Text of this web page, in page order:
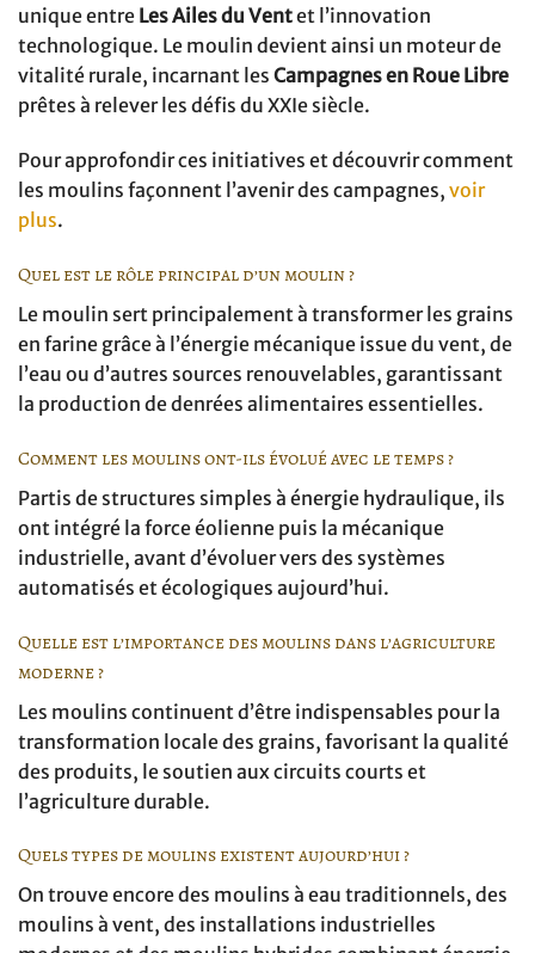
unique entre Les Ailes du Ventet l’innovation
technologique. Le moulin devient ainsi un moteur de
vitalité rurale, incarnant les Campagnes en Roue Libre
prêtes à relever les défis du XXIe siècle.
Pour approfondir ces initiatives et découvrir comment
les moulins façonnent l’avenir des campagnes, voir
plus.
Quel est le rôle principal d’un moulin ?
Le moulin sert principalement à transformer les grains
en farine grâce à l’énergie mécanique issue du vent, de
l’eau ou d’autres sources renouvelables, garantissant
la production de denrées alimentaires essentielles.
Comment les moulins ont-ils évolué avec le temps ?
Partis de structures simples à énergie hydraulique, ils
ont intégré la force éolienne puis la mécanique
industrielle, avant d’évoluer vers des systèmes
automatisés et écologiques aujourd’hui.
Quelle est l’importance des moulins dans l’agriculture
moderne ?
Les moulins continuent d’être indispensables pour la
transformation locale des grains, favorisant la qualité
des produits, le soutien aux circuits courts et
l’agriculture durable.
Quels types de moulins existent aujourd’hui ?
On trouve encore des moulins à eau traditionnels, des
moulins à vent, des installations industrielles